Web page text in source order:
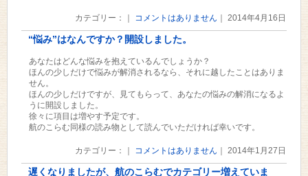
カテゴリー：｜ コメントはありません ｜ 2014年4月16日
“悩み”はなんですか？開設しました。
あなたはどんな悩みを抱えているんでしょうか？
ほんの少しだけで悩みが解消されるなら、それに越したことはありま
せん。
ほんの少しだけですが、見てもらって、あなたの悩みの解消になるよ
うに開設しました。
徐々に項目は増やす予定です。
航のこらむ同様の読み物として読んでいただければ幸いです。
カテゴリー：｜ コメントはありません ｜ 2014年1月27日
遅くなりましたが、航のこらむでカテゴリー増えていま